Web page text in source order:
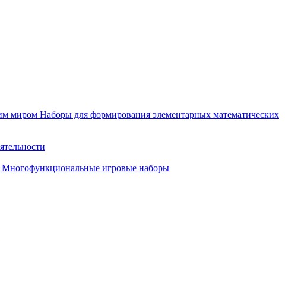
миром Наборы для формирования элементарных математических
Многофункциональные игровые наборы